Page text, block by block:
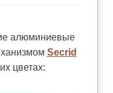
алюминиевые
Secrid
цветах: